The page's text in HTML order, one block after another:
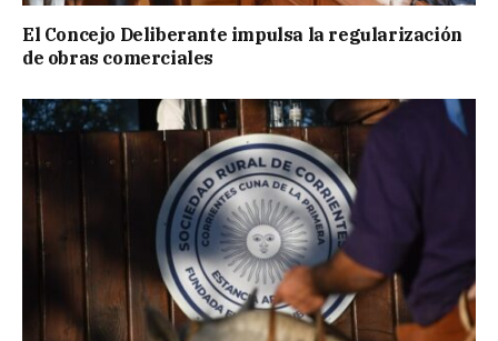
El Concejo Deliberante impulsa la regularización
de obras comerciales